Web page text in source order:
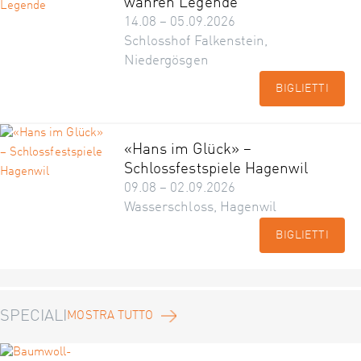
14.08 – 05.09.2026
Schlosshof Falkenstein,
Niedergösgen
BIGLIETTI
«Hans im Glück» –
Schlossfestspiele Hagenwil
09.08 – 02.09.2026
Wasserschloss, Hagenwil
BIGLIETTI
SPECIALIMOSTRA TUTTO